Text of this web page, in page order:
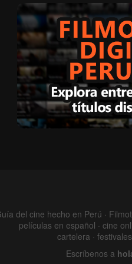
del cine hecho en Perú ·
películas en español · cine
cartelera ·
Escríbenos a